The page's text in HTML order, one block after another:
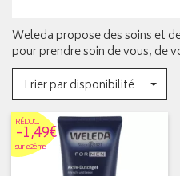
Weleda propose des soins et
pour prendre soin de vous, de
Trier par disponibilité
RÉDUC.
-1,49€
sur le 2ème